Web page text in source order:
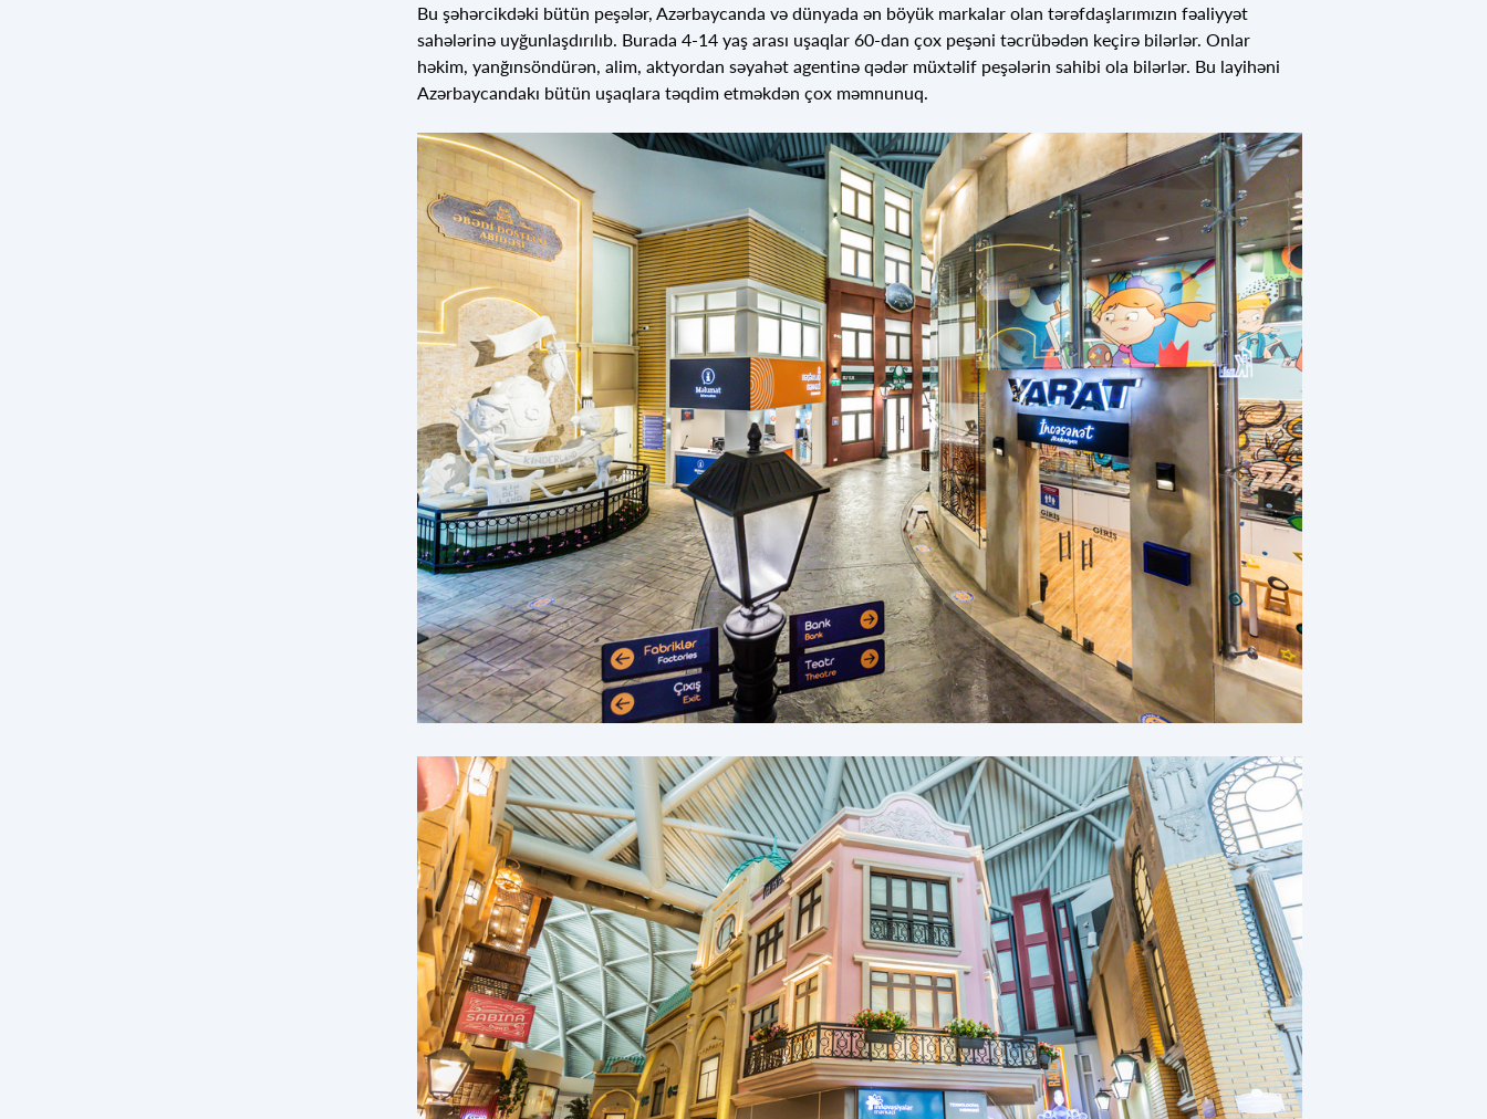
Bu şəhərcikdəki bütün peşələr, Azərbaycanda və dünyada ən böyük markalar olan tərəfdaşlarımızın fəaliyyət
sahələrinə uyğunlaşdırılıb. Burada 4-14 yaş arası uşaqlar 60-dan çox peşəni təcrübədən keçirə bilərlər. Onlar
həkim, yanğınsöndürən, alim, aktyordan səyahət agentinə qədər müxtəlif peşələrin sahibi ola bilərlər. Bu layihəni
Azərbaycandakı bütün uşaqlara təqdim etməkdən çox məmnunuq.